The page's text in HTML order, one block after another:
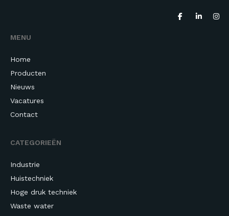
MENU
Home
Producten
Nieuws
Vacatures
Contact
CATEGORIEËN
Industrie
Huistechniek
Hoge druk techniek
Waste water